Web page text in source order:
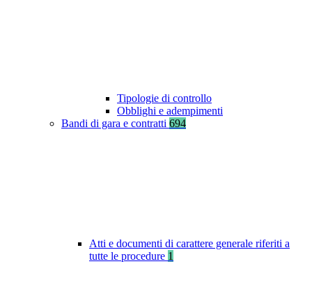
Tipologie di controllo
Obblighi e adempimenti
Bandi di gara e contratti 694
Atti e documenti di carattere generale riferiti a
tutte le procedure 1